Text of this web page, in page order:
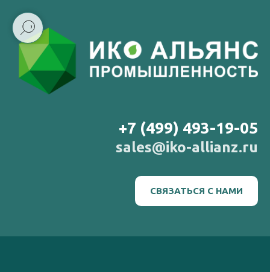
+7 (499) 493-19-05
sales@iko-allianz.ru
СВЯЗАТЬСЯ С НАМИ